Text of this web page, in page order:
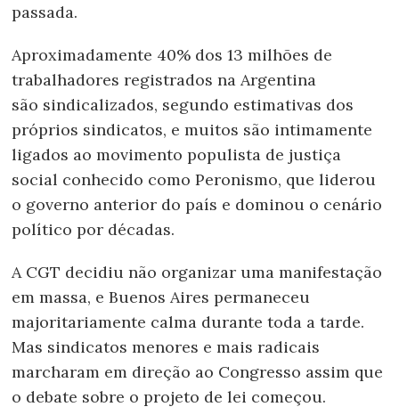
passada.
Aproximadamente 40% dos 13 milhões de
trabalhadores registrados na Argentina
são sindicalizados, segundo estimativas dos
próprios sindicatos, e muitos são intimamente
ligados ao movimento populista de justiça
social conhecido como Peronismo, que liderou
o governo anterior do país e dominou o cenário
político por décadas.
A CGT decidiu não organizar uma manifestação
em massa, e Buenos Aires permaneceu
majoritariamente calma durante toda a tarde.
Mas sindicatos menores e mais radicais
marcharam em direção ao Congresso assim que
o debate sobre o projeto de lei começou.